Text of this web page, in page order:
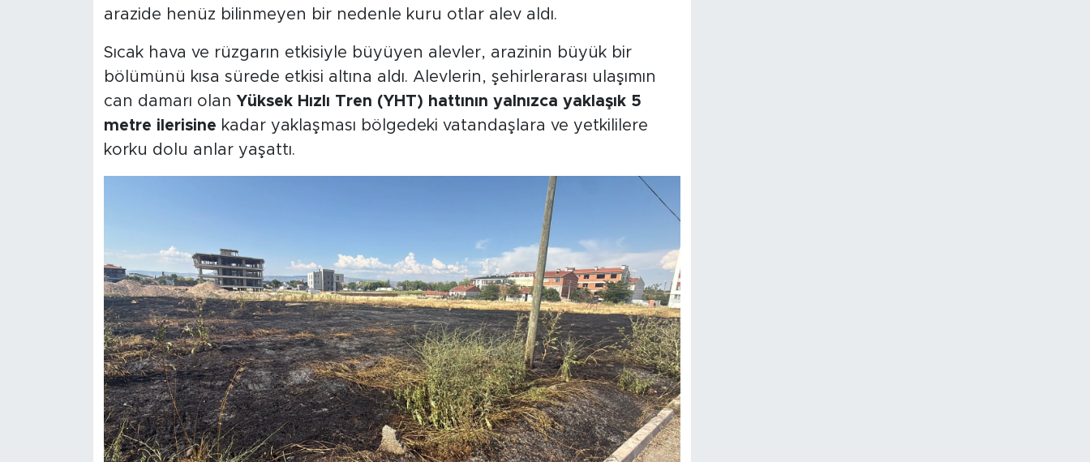
arazide henüz bilinmeyen bir nedenle kuru otlar alev aldı.
Sıcak hava ve rüzgarın etkisiyle büyüyen alevler, arazinin büyük bir
bölümünü kısa sürede etkisi altına aldı. Alevlerin, şehirlerarası ulaşımın
can damarı olan Yüksek Hızlı Tren (YHT) hattının yalnızca yaklaşık 5
metre ilerisine kadar yaklaşması bölgedeki vatandaşlara ve yetkililere
korku dolu anlar yaşattı.